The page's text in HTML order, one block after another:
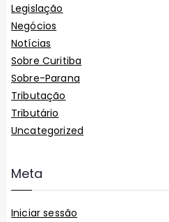
Legislação
Negócios
Notícias
Sobre Curitiba
Sobre-Parana
Tributação
Tributário
Uncategorized
Meta
Iniciar sessão